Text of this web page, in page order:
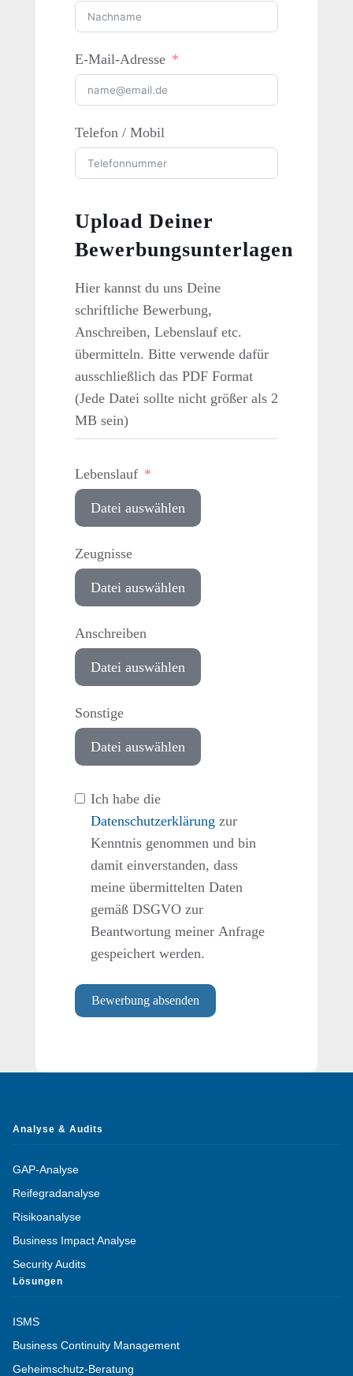
E-Mail-Adresse
Telefon / Mobil
Upload Deiner
Bewerbungsunterlagen
Hier kannst du uns Deine
schriftliche Bewerbung,
Anschreiben, Lebenslauf etc.
übermitteln. Bitte verwende dafür
ausschließlich das PDF Format
(Jede Datei sollte nicht größer als 2
MB sein)
Lebenslauf
Datei auswählen
Zeugnisse
Datei auswählen
Anschreiben
Datei auswählen
Sonstige
Datei auswählen
Ich habe die
Datenschutzerklärung zur
Kenntnis genommen und bin
damit einverstanden, dass
meine übermittelten Daten
gemäß DSGVO zur
Beantwortung meiner Anfrage
gespeichert werden.
Bewerbung absenden
Analyse & Audits
GAP-Analyse
Reifegradanalyse
Risikoanalyse
Business Impact Analyse
Security Audits
Lösungen
ISMS
Business Continuity Management
Geheimschutz-Beratung